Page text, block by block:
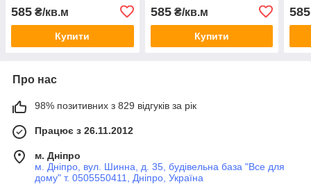
585 ₴/кв.м
Купити
585₴/кв.м
Купити
585
Про нас
98% позитивних з 829 відгуків за рік
Працює з 26.11.2012
м. Дніпро
м. Дніпро, вул. Шинна, д. 35, будівельна база "Все для
дому" т. 0505550411, Дніпро, Україна